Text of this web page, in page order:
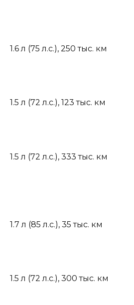
1.6 л (75 л.с.), 250 тыс. км
1.5 л (72 л.с.), 123 тыс. км
1.5 л (72 л.с.), 333 тыс. км
1.7 л (85 л.с.), 35 тыс. км
1.5 л (72 л.с.), 300 тыс. км